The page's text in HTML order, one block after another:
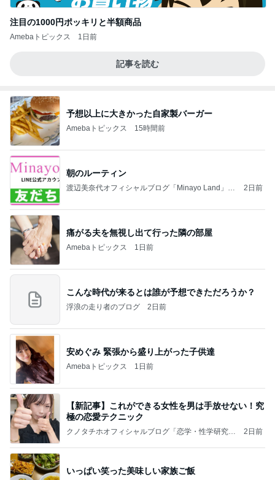
注目の1000円ポッキリと半額商品
Amebaトピックス 1日前
記事を読む
予想以上に大きかった自家製バーガー
Amebaトピックス 15時間前
朝のルーティン
渡辺美奈代オフィシャルブログ「Minayo Land」P
2日前
痛がる夫を無視し出て行った隣の部屋
Amebaトピックス 1日前
こんな時代が来るとは誰が予想できただろうか？
浮浪の走り者のブログ 2日前
安めぐみ 緊張から盛り上がった子供達
Amebaトピックス 1日前
【新記事】これができる女性を男は手放せない！究
極の恋愛テクニック
クノタチホオフィシャルブログ「恋学・性学研究
2日前
いっぱい笑った美味しい家族ご飯